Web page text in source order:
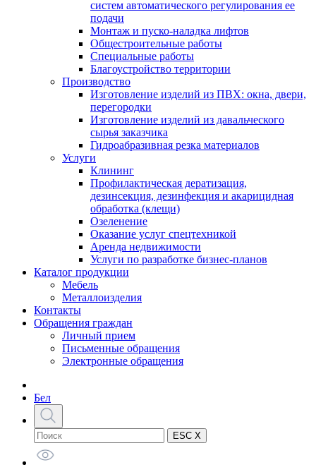
систем автоматического регулирования ее
подачи
Монтаж и пуско-наладка лифтов
Общестроительные работы
Специальные работы
Благоустройство территории
Производство
Изготовление изделий из ПВХ: окна, двери,
перегородки
Изготовление изделий из давальческого
сырья заказчика
Гидроабразивная резка материалов
Услуги
Клининг
Профилактическая дератизация,
дезинсекция, дезинфекция и акарицидная
обработка (клещи)
Озеленение
Оказание услуг спецтехникой
Аренда недвижимости
Услуги по разработке бизнес-планов
Каталог продукции
Мебель
Металлоизделия
Контакты
Обращения граждан
Личный прием
Письменные обращения
Электронные обращения
Бел
ESC X